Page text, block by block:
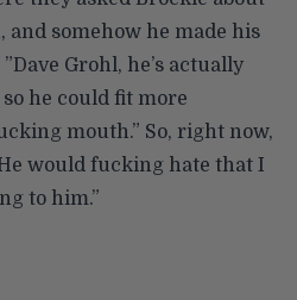
somehow he made his
Grohl, he’s actually
he could fit more
mouth.” So, right now,
would fucking hate that I
to him.”